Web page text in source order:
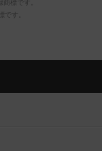
標です。
す。